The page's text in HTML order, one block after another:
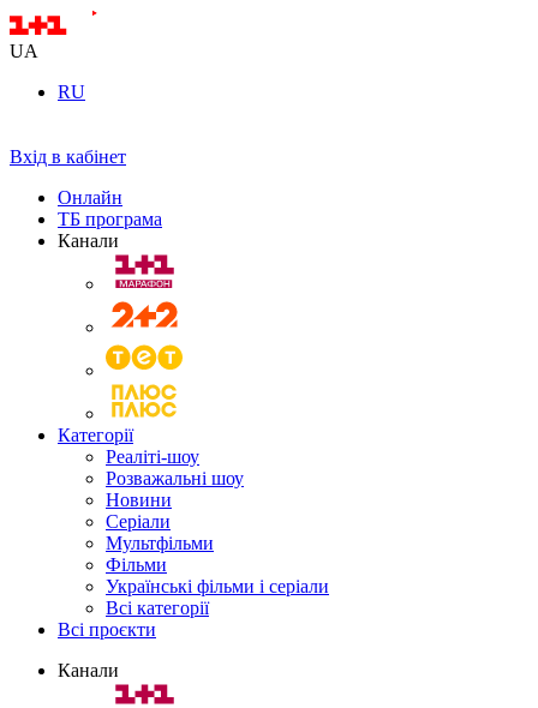
UA
RU
Вхід в кабінет
Онлайн
ТБ програма
Канали
Категорії
Реаліті-шоу
Розважальні шоу
Новини
Серіали
Мультфільми
Фільми
Українські фільми і серіали
Всі категорії
Всі проєкти
Канали